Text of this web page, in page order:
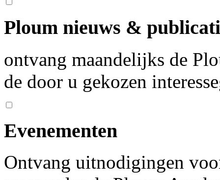
Ploum nieuws &
ontvang maandelijks de
de door u gekozen
Evenementen
Ontvang uitnodigingen